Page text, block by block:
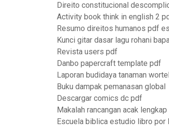
Direito constitucional
Activity book think in english 2
Resumo direitos humanos pdf
Kunci gitar dasar lagu rohani
Revista users pdf
Danbo papercraft template pdf
Laporan budidaya tanaman wortel
Buku dampak pemanasan global
Descargar comics dc pdf
Makalah rancangan acak
Escuela biblica estudio libro por